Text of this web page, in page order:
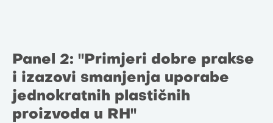
Panel 2: "Primjeri dobre prakse
i izazovi smanjenja uporabe
jednokratnih plastičnih
proizvoda u RH"